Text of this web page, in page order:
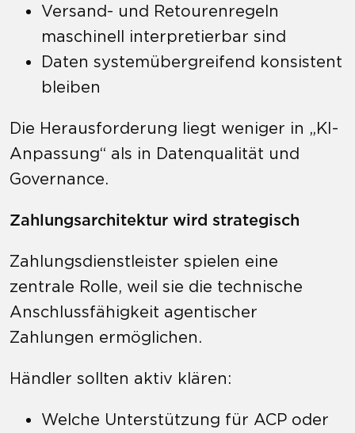
Versand- und Retourenregeln
maschinell interpretierbar sind
Daten systemübergreifend konsistent
bleiben
Die Herausforderung liegt weniger in „KI-
Anpassung“ als in Datenqualität und
Governance.
Zahlungsarchitektur wird strategisch
Zahlungsdienstleister spielen eine
zentrale Rolle, weil sie die technische
Anschlussfähigkeit agentischer
Zahlungen ermöglichen.
Händler sollten aktiv klären:
Welche Unterstützung für ACP oder